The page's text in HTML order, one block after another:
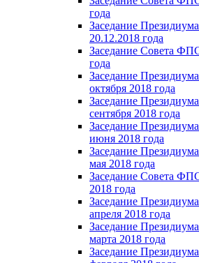
года
Заседание
20.12.2018 года
Заседание Совета
года
Заседание
октября 2018 года
Заседание
сентября 2018 года
Заседание
июня 2018 года
Заседание
мая 2018 года
Заседание Совета
2018 года
Заседание
апреля 2018 года
Заседание
марта 2018 года
Заседание